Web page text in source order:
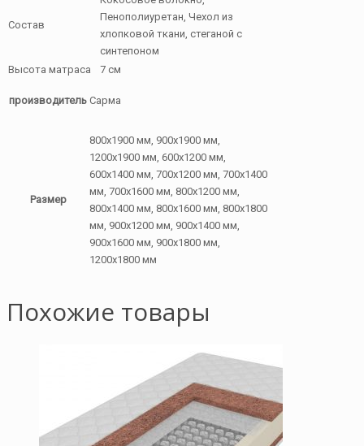
Состав
Пенополиуретан, Чехол из
хлопковой ткани, стеганой с
синтепоном
Высота матраса
7 см
производитель Сарма
Размер
800х1900 мм, 900х1900 мм,
1200х1900 мм, 600х1200 мм,
600х1400 мм, 700х1200 мм, 700х1400
мм, 700х1600 мм, 800х1200 мм,
800х1400 мм, 800х1600 мм, 800х1800
мм, 900х1200 мм, 900х1400 мм,
900х1600 мм, 900х1800 мм,
1200х1800 мм
Похожие товары